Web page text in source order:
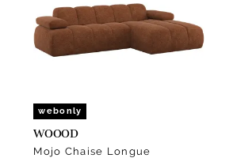
webonly
WOOOD
Mojo Chaise Longue